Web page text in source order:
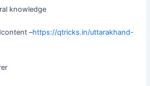
knowledge
–https://qtricks.in/uttarakhand-